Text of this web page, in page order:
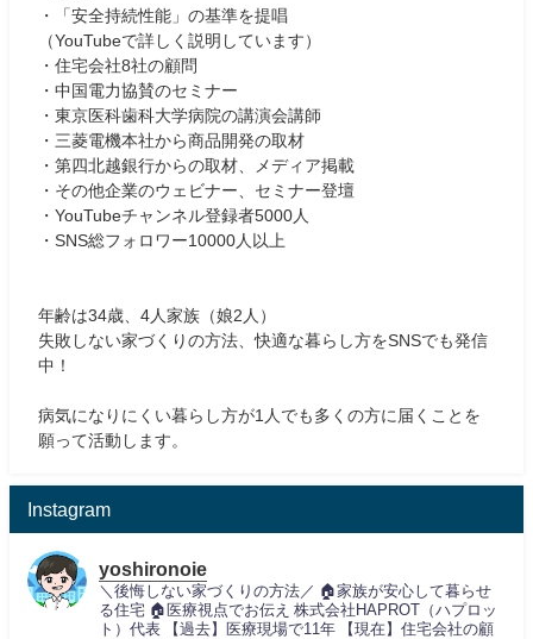
・「安全持続性能」の基準を提唱
（YouTubeで詳しく説明しています）
・住宅会社8社の顧問
・中国電力協賛のセミナー
・東京医科歯科大学病院の講演会講師
・三菱電機本社から商品開発の取材
・第四北越銀行からの取材、メディア掲載
・その他企業のウェビナー、セミナー登壇
・YouTubeチャンネル登録者5000人
・SNS総フォロワー10000人以上
年齢は34歳、4人家族（娘2人）
失敗しない家づくりの方法、快適な暮らし方をSNSでも発信
中！
病気になりにくい暮らし方が1人でも多くの方に届くことを
願って活動します。
Instagram
yoshironoie
＼後悔しない家づくりの方法／ 🏠家族が安心して暮らせ
る住宅 🏠医療視点でお伝え 株式会社HAPROT（ハプロッ
ト）代表 【過去】医療現場で11年 【現在】住宅会社の顧